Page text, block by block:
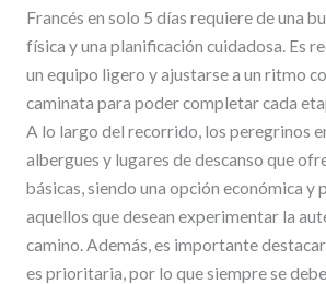
Francés en solo 5 días requiere de una
física y una planificación cuidadosa. Es
un equipo ligero y ajustarse a un ritmo
caminata para poder completar cada
A lo largo del recorrido, los peregrinos
albergues y lugares de descanso que
básicas, siendo una opción económica y
aquellos que desean experimentar la
camino. Además, es importante
es prioritaria, por lo que siempre se